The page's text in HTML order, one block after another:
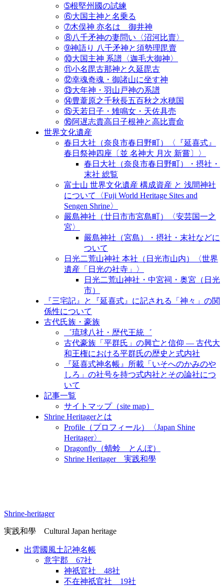
➄根堅州國の試練
⑥大国主神と名乗る
➆木俣神 亦名は 御井神
⑧八千矛神の妻問い〈沼河比賣〉
➈神語り 八千矛神と須勢理毘賣
⑩大国主神 系譜〈迦毛大御神〉
⑪小名毘古那神と久延毘古
⑫幸魂奇魂・御諸山に坐す神
⑬大年神・羽山戸神の系譜
⑭豊葦原之千秋長五百秋之水穂国
⑮天若日子・雉鳴女・天佐具売
⑯阿遅志貴高日子根神と高比賣命
世界文化遺産
春日大社（奈良市春日野町）〈『延喜式』
春日祭神四座〔並 名神大 月次 新嘗〕〉
春日大社（奈良市春日野町）・摂社・
末社 総覧
富士山 世界文化遺産 構成資産 と 浅間神社
について〈Fuji World Heritage Sites and
Sengen Shrine〉
嚴島神社（廿日市市宮島町）〈安芸国一之
宮〉
嚴島神社（宮島）・摂社・末社などに
ついて
日光二荒山神社 本社（日光市山内）〈世界
遺産「日光の社寺」〉
日光二荒山神社・中宮祠・奥宮（日光
市）
『三宅記』と『延喜式』に記される「神々」の関
係性について
古代氏族・豪族
゛琉球八社・歴代王統゛
古代豪族「平群氏」の興亡と信仰 ― 古代大
和王権における平群氏の歴史と式内社
『延喜式神名帳』所載「いそへのかみのや
しろ」の社号を持つ式内社とその論社につ
いて
記事一覧
サイトマップ（site map）
Shrine Heritagerとは
Profile（プロフィール）〈Japan Shine
Heritager​〉
Dragonfly（蜻蛉 とんぼ）
Shrine Heritager 実践和學
Shrine-heritager
実践和學 Cultural Japan heritage
出雲國風土記神名帳
意宇郡 67社
神祇官社 48社
不在神祇官社 19社